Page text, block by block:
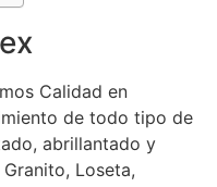
Calidad en
de todo tipo de
abrillantado y
Loseta,